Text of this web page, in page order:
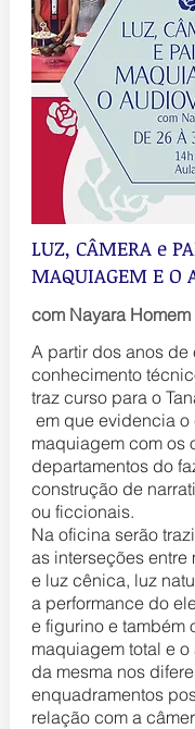
LUZ, CÂMERA e
MAQUIAGEM E O
com Nayara Homem
A partir dos anos
conhecimento
traz curso para o
em que evidencia o
maquiagem com os
departamentos do
construção de
ou ficcionais.
Na oficina serão
as interseções entre
e luz cênica, luz
a performance do
e figurino e também
maquiagem total e
da mesma nos
enquadramentos
relação com a